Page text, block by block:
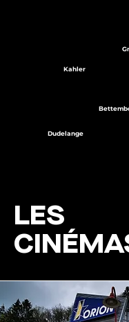
Kahler
Dudelange
LES